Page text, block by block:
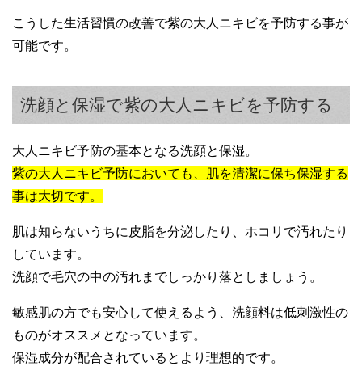
こうした生活習慣の改善で紫の大人ニキビを予防する事が
可能です。
洗顔と保湿で紫の大人ニキビを予防する
大人ニキビ予防の基本となる洗顔と保湿。
紫の大人ニキビ予防においても、肌を清潔に保ち保湿する
事は大切です。
肌は知らないうちに皮脂を分泌したり、ホコリで汚れたり
しています。
洗顔で毛穴の中の汚れまでしっかり落としましょう。
敏感肌の方でも安心して使えるよう、洗顔料は低刺激性の
ものがオススメとなっています。
保湿成分が配合されているとより理想的です。